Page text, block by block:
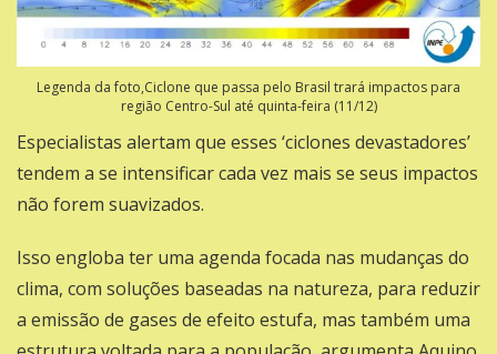
Legenda da foto,Ciclone que passa pelo Brasil trará impactos para
região Centro-Sul até quinta-feira (11/12)
Especialistas alertam que esses ‘ciclones devastadores’
tendem a se intensificar cada vez mais se seus impactos
não forem suavizados.
Isso engloba ter uma agenda focada nas mudanças do
clima, com soluções baseadas na natureza, para reduzir
a emissão de gases de efeito estufa, mas também uma